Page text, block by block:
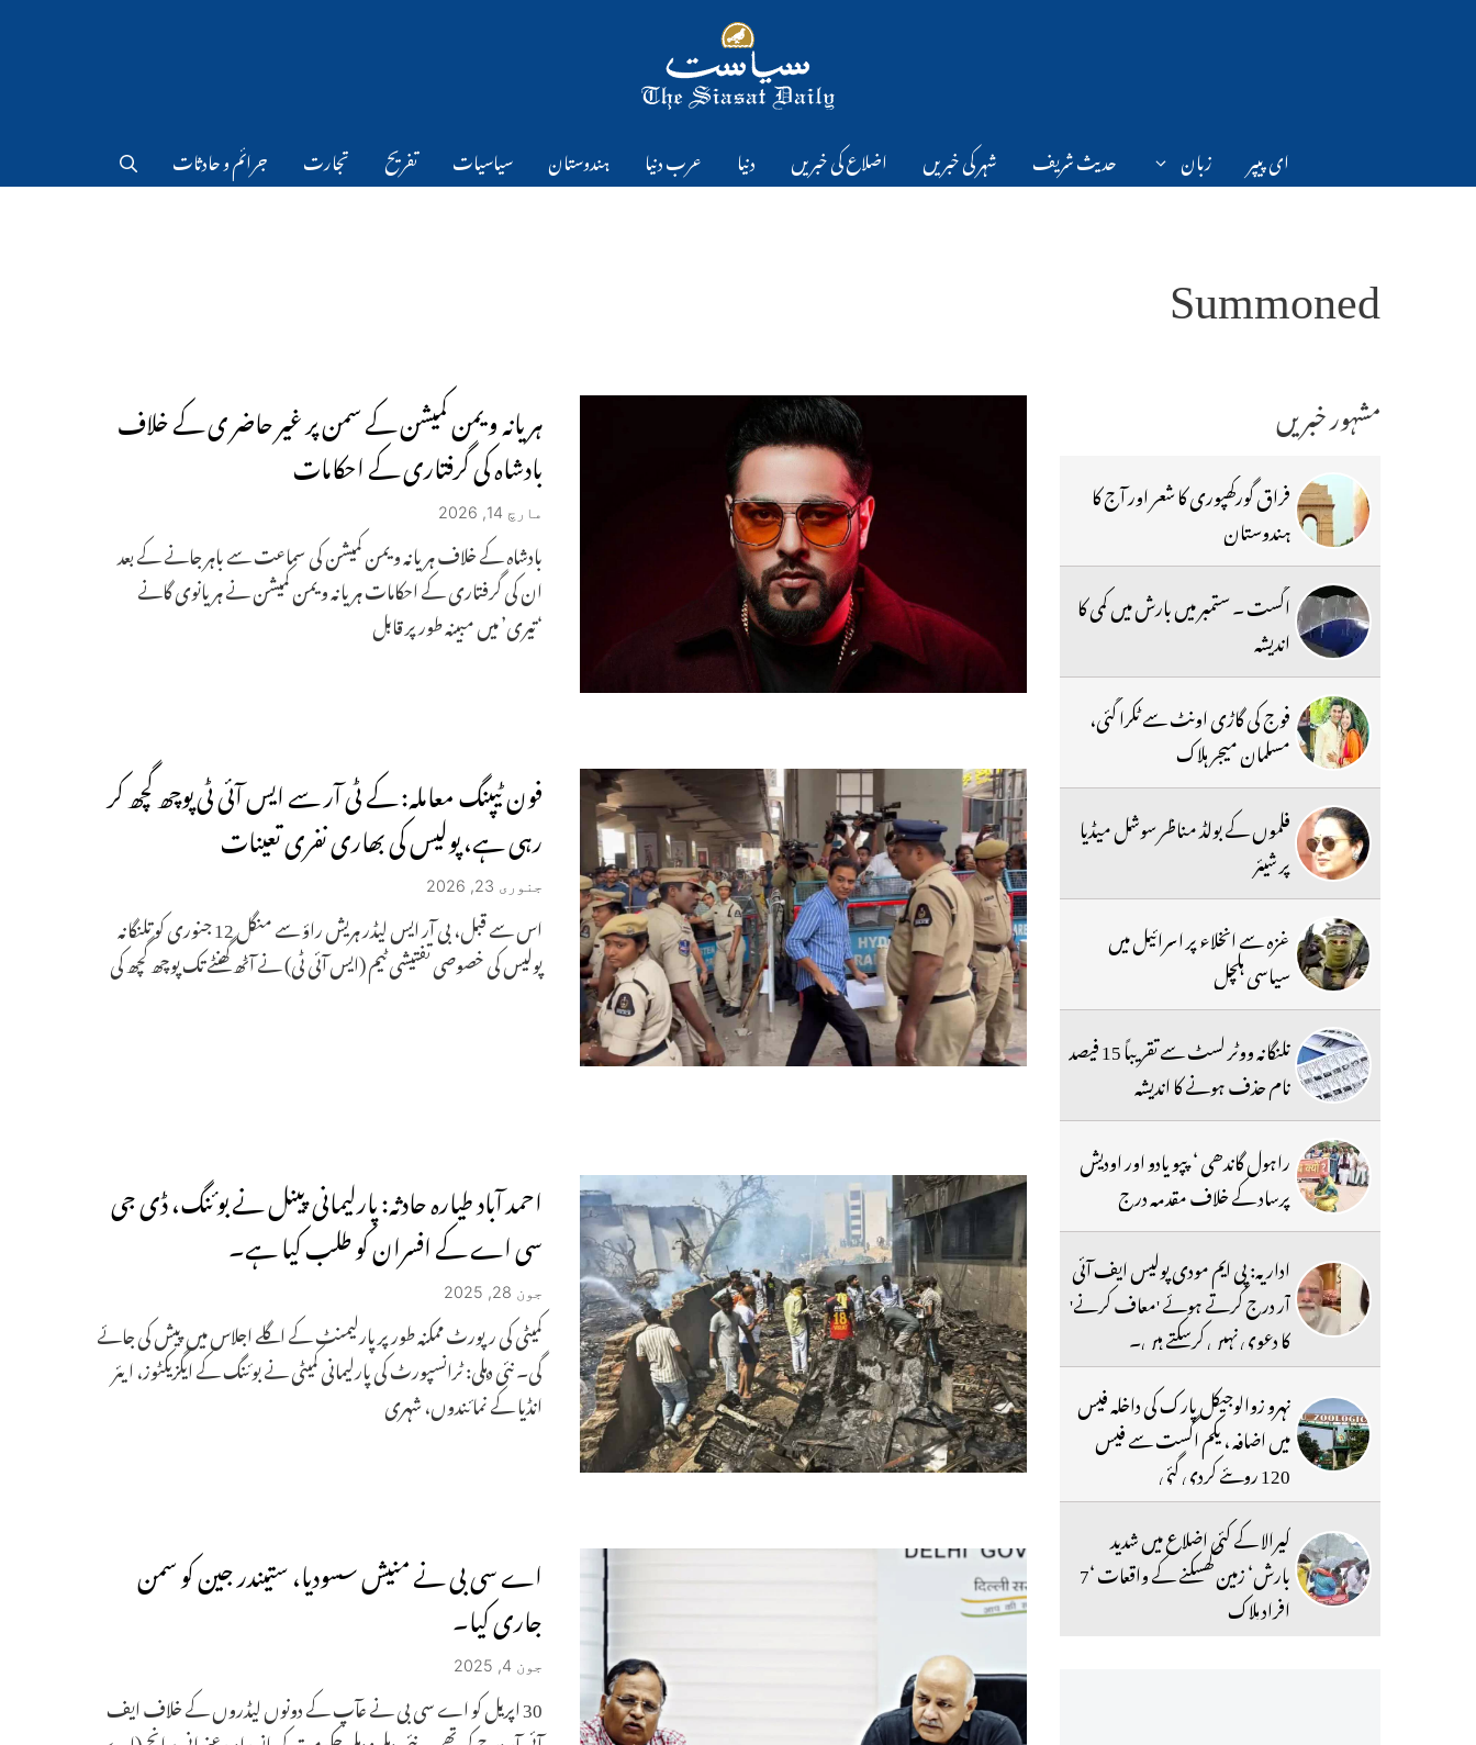
ای پیپر زبان حدیث شریف شہر کی خبریں اضلاع کی خبریں دنیا عرب دنیا ہندوستان سیاسیات تفریح تجارت جرائم و حادثات
Summoned
ہریانہ ویمن کمیشن کے سمن پر غیر حاضر ی کے خلاف
بادشاہ کی گرفتاری کے احکامات
مارچ 14, 2026
بادشاہ کے خلاف ہریانہ ویمن کمیشن کی سماعت سے باہر جانے کے بعد
ان کی گرفتاری کے احکامات ہریانہ ویمن کمیشن نے ہریانوی گانے
‘تیری’ میں مبینہ طور پر قابل
فون ٹیپنگ معاملہ: کے ٹی آر سے ایس آئی ٹی پوچھ گچھ کر
رہی ہے، پولیس کی بھاری نفری تعینات
جنوری 23, 2026
اس سے قبل، بی آر ایس لیڈر ہریش راؤ سے منگل 12 جنوری کو تلنگانہ
پولیس کی خصوصی تفتیشی ٹیم (ایس آئی ٹی) نے آٹھ گھنٹے تک پوچھ گچھ کی
احمد آباد طیارہ حادثہ: پارلیمانی پینل نے بوئنگ، ڈی جی
سی اے کے افسران کو طلب کیا ہے۔
جون 28, 2025
کمیٹی کی رپورٹ ممکنہ طور پر پارلیمنٹ کے اگلے اجلاس میں پیش کی جائے
گی۔ نئی دہلی: ٹرانسپورٹ کی پارلیمانی کمیٹی نے بوئنگ کے ایگزیکٹوز، ایئر
انڈیا کے نمائندوں، شہری
اے سی بی نے منیش سسودیا، ستیندر جین کو سمن
جاری کیا۔
جون 4, 2025
30 اپریل کو اے سی بی نے عآپ کے دونوں لیڈروں کے خلاف ایف
مشہور خبریں
فراق گورکھپوری کا شعر اور آج کا
ہندوستان
اگست ۔ ستمبر میں بارش میں کمی کا
اندیشہ
فوج کی گاڑی اونٹ سے ٹکرا گئی،
مسلمان میجر ہلاک
فلموں کے بولڈ مناظر سوشل میڈیا
پر شیئر
غزہ سے انخلاء پر اسرائیل میں
سیاسی ہلچل
تلنگانہ ووٹر لسٹ سے تقریباً 15 فیصد
نام حذف ہونے کا اندیشہ
راہول گاندھی ‘ پپو یادو اور اودیش
پرساد کے خلاف مقدمہ درج
اداریہ: پی ایم مودی پولیس ایف آئی
آر درج کرتے ہوئے 'معاف کرنے'
کا دعوی نہیں کرسکتے ہیں۔
نہرو زوالوجیکل پارک کی داخلہ فیس
میں اضافہ ، یکم اگست سے فیس
120 روپئے کردی گئی
کیرالا کے کئی اضلاع میں شدید
بارش‘ زمین کھسکنے کے واقعات ‘7
افراد ہلاک